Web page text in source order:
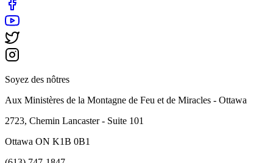
Soyez des nôtres
Aux Ministères de la Montagne de Feu et de Miracles - Ottawa
2723, Chemin Lancaster - Suite 101
Ottawa ON K1B 0B1